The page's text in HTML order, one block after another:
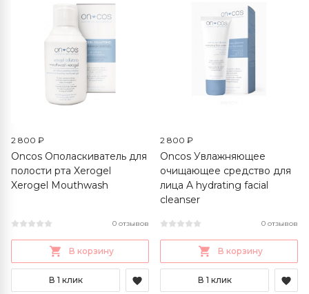
2 800 ₽
Oncos Ополаскиватель для
полости рта Xerogel
Xerogel Mouthwash
0 отзывов
В корзину
В 1 клик
2 800 ₽
Oncos Увлажняющее
очищающее средство для
лица A hydrating facial
cleanser
0 отзывов
В корзину
В 1 клик